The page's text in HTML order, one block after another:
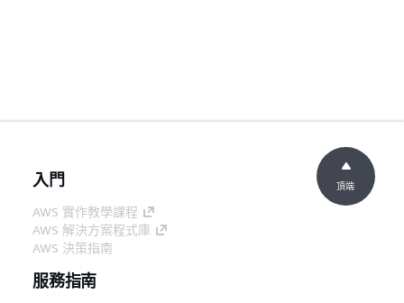
入門
AWS 實作教學課程
AWS 解決方案程式庫
AWS 決策指南
服務指南
頂端